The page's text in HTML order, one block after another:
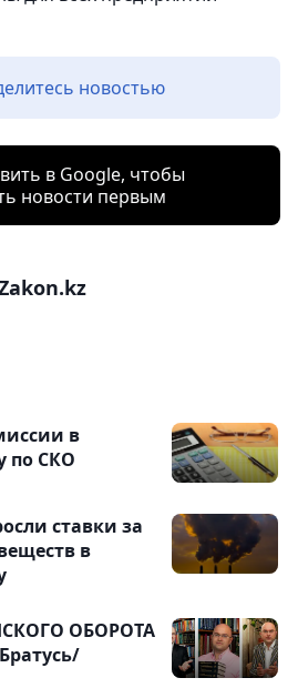
новостью
в Google, чтобы
новости первым
в
по СКО
ставки за
в
ОБОРОТА